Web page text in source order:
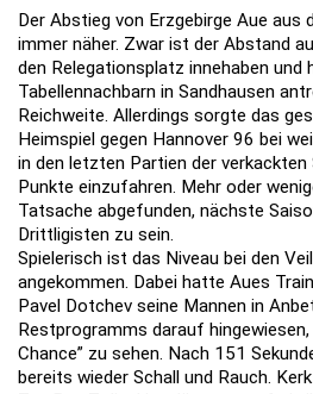
Der Abstieg von Erzgebirge Aue aus
immer näher. Zwar ist der Abstand
den Relegationsplatz innehaben und
Tabellennachbarn in Sandhausen
Reichweite. Allerdings sorgte das
Heimspiel gegen Hannover 96 bei
in den letzten Partien der
Punkte einzufahren. Mehr oder
Tatsache abgefunden, nächste
Drittligisten zu sein.
Spielerisch ist das Niveau bei den
angekommen. Dabei hatte Aues
Pavel Dotchev seine Mannen in
Restprogramms darauf
Chance” zu sehen. Nach 151
bereits wieder Schall und Rauch.